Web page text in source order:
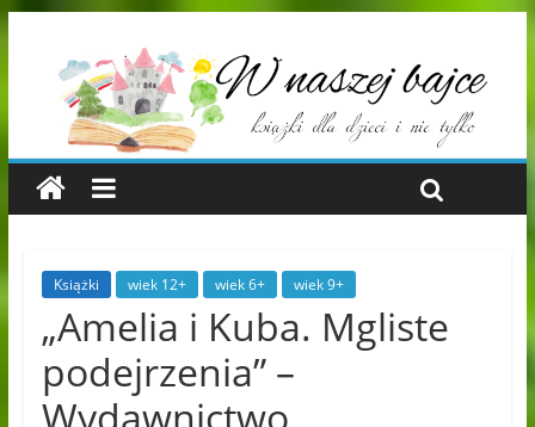
Książki wiek 12+ wiek 6+ wiek 9+
„Amelia i Kuba. Mgliste
podejrzenia” –
Wydawnictwo